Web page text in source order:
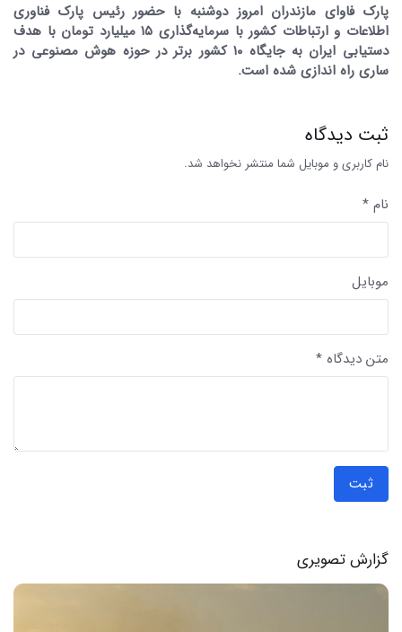
پارک فاوای مازندران امروز دوشنبه با حضور رئیس پارک فناوری
اطلاعات و ارتباطات کشور با سرمایه‌گذاری ۱۵ میلیارد تومان با هدف
دستیابی ایران به جایگاه ۱۰ کشور برتر در حوزه هوش مصنوعی در
ساری راه اندازی شده است.
ثبت دیدگاه
نام کاربری و موبایل شما منتشر نخواهد شد.
نام *
موبایل
متن دیدگاه *
ثبت
گزارش تصویری